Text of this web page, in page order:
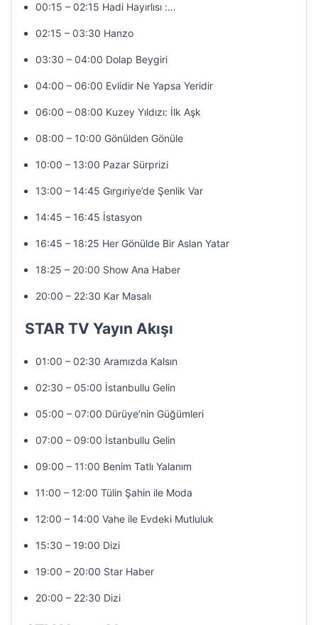
00:15 – 02:15 Hadi Hayırlısı :…
02:15 – 03:30 Hanzo
03:30 – 04:00 Dolap Beygiri
04:00 – 06:00 Evlidir Ne Yapsa Yeridir
06:00 – 08:00 Kuzey Yıldızı: İlk Aşk
08:00 – 10:00 Gönülden Gönüle
10:00 – 13:00 Pazar Sürprizi
13:00 – 14:45 Gırgıriye’de Şenlik Var
14:45 – 16:45 İstasyon
16:45 – 18:25 Her Gönülde Bir Aslan Yatar
18:25 – 20:00 Show Ana Haber
20:00 – 22:30 Kar Masalı
STAR TV Yayın Akışı
01:00 – 02:30 Aramızda Kalsın
02:30 – 05:00 İstanbullu Gelin
05:00 – 07:00 Dürüye’nin Güğümleri
07:00 – 09:00 İstanbullu Gelin
09:00 – 11:00 Benim Tatlı Yalanım
11:00 – 12:00 Tülin Şahin ile Moda
12:00 – 14:00 Vahe ile Evdeki Mutluluk
15:30 – 19:00 Dizi
19:00 – 20:00 Star Haber
20:00 – 22:30 Dizi